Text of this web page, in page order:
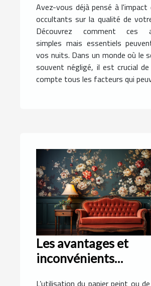
Avez-vous déjà pensé à l'impact
occultants sur la qualité de
Découvrez comment ces
simples mais essentiels
vos nuits. Dans un monde où le
souvent négligé, il est crucial de
compte tous les facteurs qui
Les avantages et
inconvénients